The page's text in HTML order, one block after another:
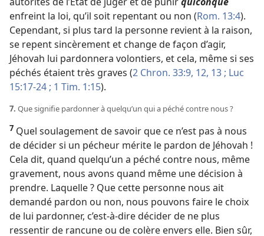
enfreint la loi, qu’il soit repentant ou non (Rom. 13:4).
Cependant, si plus tard la personne revient à la raison,
se repent sincèrement et change de façon d’agir,
Jéhovah lui pardonnera volontiers, et cela, même si ses
péchés étaient très graves (2 Chron. 33:9, 12, 13 ; Luc
15:17-24 ; 1 Tim. 1:15).
7. Que signifie pardonner à quelqu’un qui a péché contre nous ?
7 Quel soulagement de savoir que ce n’est pas à nous
de décider si un pécheur mérite le pardon de Jéhovah !
Cela dit, quand quelqu’un a péché contre nous, même
gravement, nous avons quand même une décision à
prendre. Laquelle ? Que cette personne nous ait
demandé pardon ou non, nous pouvons faire le choix
de lui pardonner, c’est-à-dire décider de ne plus
ressentir de rancune ou de colère envers elle. Bien sûr,